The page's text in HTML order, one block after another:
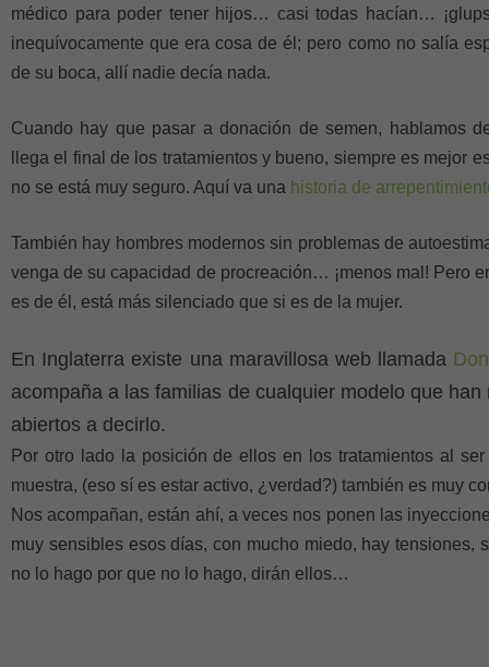
médico para poder tener hijos… casi todas hacían…
inequívocamente que era cosa de él; pero como no salía
de su boca, allí nadie decía nada.
Cuando hay que pasar a donación de semen, hablamos
llega el final de los tratamientos y bueno, siempre es mejor
no se está muy seguro. Aquí va una historia de
También hay hombres modernos sin problemas de
venga de su capacidad de procreación… ¡menos mal! Pero
es de él, está más silenciado que si es de la mujer.
En Inglaterra existe una maravillosa web llamada
acompaña a las familias de cualquier modelo que
abiertos a decirlo.
Por otro lado la posición de ellos en los tratamientos al
muestra, (eso sí es estar activo, ¿verdad?) también es muy
Nos acompañan, están ahí, a veces nos ponen las
muy sensibles esos días, con mucho miedo, hay tensiones,
no lo hago por que no lo hago, dirán ellos…